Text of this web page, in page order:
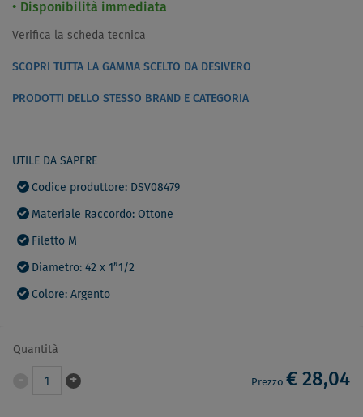
Disponibilità immediata
Verifica la scheda tecnica
SCOPRI TUTTA LA GAMMA SCELTO DA DESIVERO
PRODOTTI DELLO STESSO BRAND E CATEGORIA
UTILE DA SAPERE
Codice produttore: DSV08479
Materiale Raccordo: Ottone
Filetto M
Diametro: 42 x 1”1/2
Colore: Argento
Quantità
1 + Prezzo € 28,04